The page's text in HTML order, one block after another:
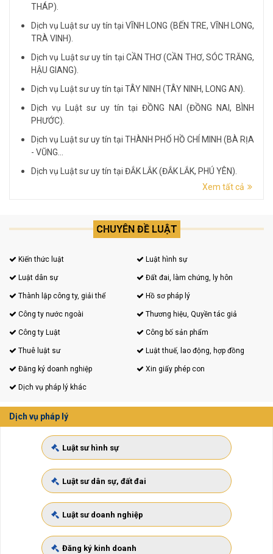
THÁP).
Dịch vụ Luật sư uy tín tại VĨNH LONG (BẾN TRE, VĨNH LONG,
TRÀ VINH).
Dịch vụ Luật sư uy tín tại CẦN THƠ (CẦN THƠ, SÓC TRĂNG,
HẬU GIANG).
Dịch vụ Luật sư uy tín tại TÂY NINH (TÂY NINH, LONG AN).
Dịch vụ Luật sư uy tín tại ĐỒNG NAI (ĐỒNG NAI, BÌNH
PHƯỚC).
Dịch vụ Luật sư uy tín tại THÀNH PHỐ HỒ CHÍ MINH (BÀ RỊA
- VŨNG...
Dịch vụ Luật sư uy tín tại ĐẮK LẮK (ĐẮK LẮK, PHÚ YÊN).
Dịch vụ Luật sư uy tín tại LÂM ĐỒNG (LÂM ĐỒNG, ĐẮK
Xem tất cả
CHUYÊN ĐỀ LUẬT
Kiến thức luật Luật hình sự
Luật dân sự Đất đai, làm chứng, ly hôn
Thành lập công ty, giải thể Hồ sơ pháp lý
Công ty nước ngoài Thương hiệu, Quyền tác giả
Công ty Luật Công bố sản phẩm
Thuê luật sư Luật thuế, lao động, hợp đồng
Đăng ký doanh nghiệp Xin giấy phép con
Dịch vụ pháp lý khác
Dịch vụ pháp lý
Luật sư hình sự
Luật sư dân sự, đất đai
Luật sư doanh nghiệp
Đăng ký kinh doanh